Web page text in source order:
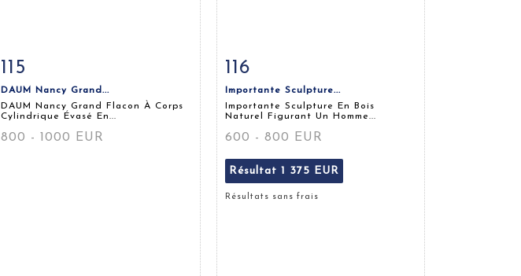
Fiche détaillée
115
DAUM Nancy Grand...
DAUM Nancy Grand Flacon À Corps
Cylindrique Évasé En...
800 - 1000 EUR
Fiche détaillée
116
Importante Sculpture...
Importante Sculpture En Bois
Naturel Figurant Un Homme...
600 - 800 EUR
Résultat 1 375 EUR
Résultats sans frais